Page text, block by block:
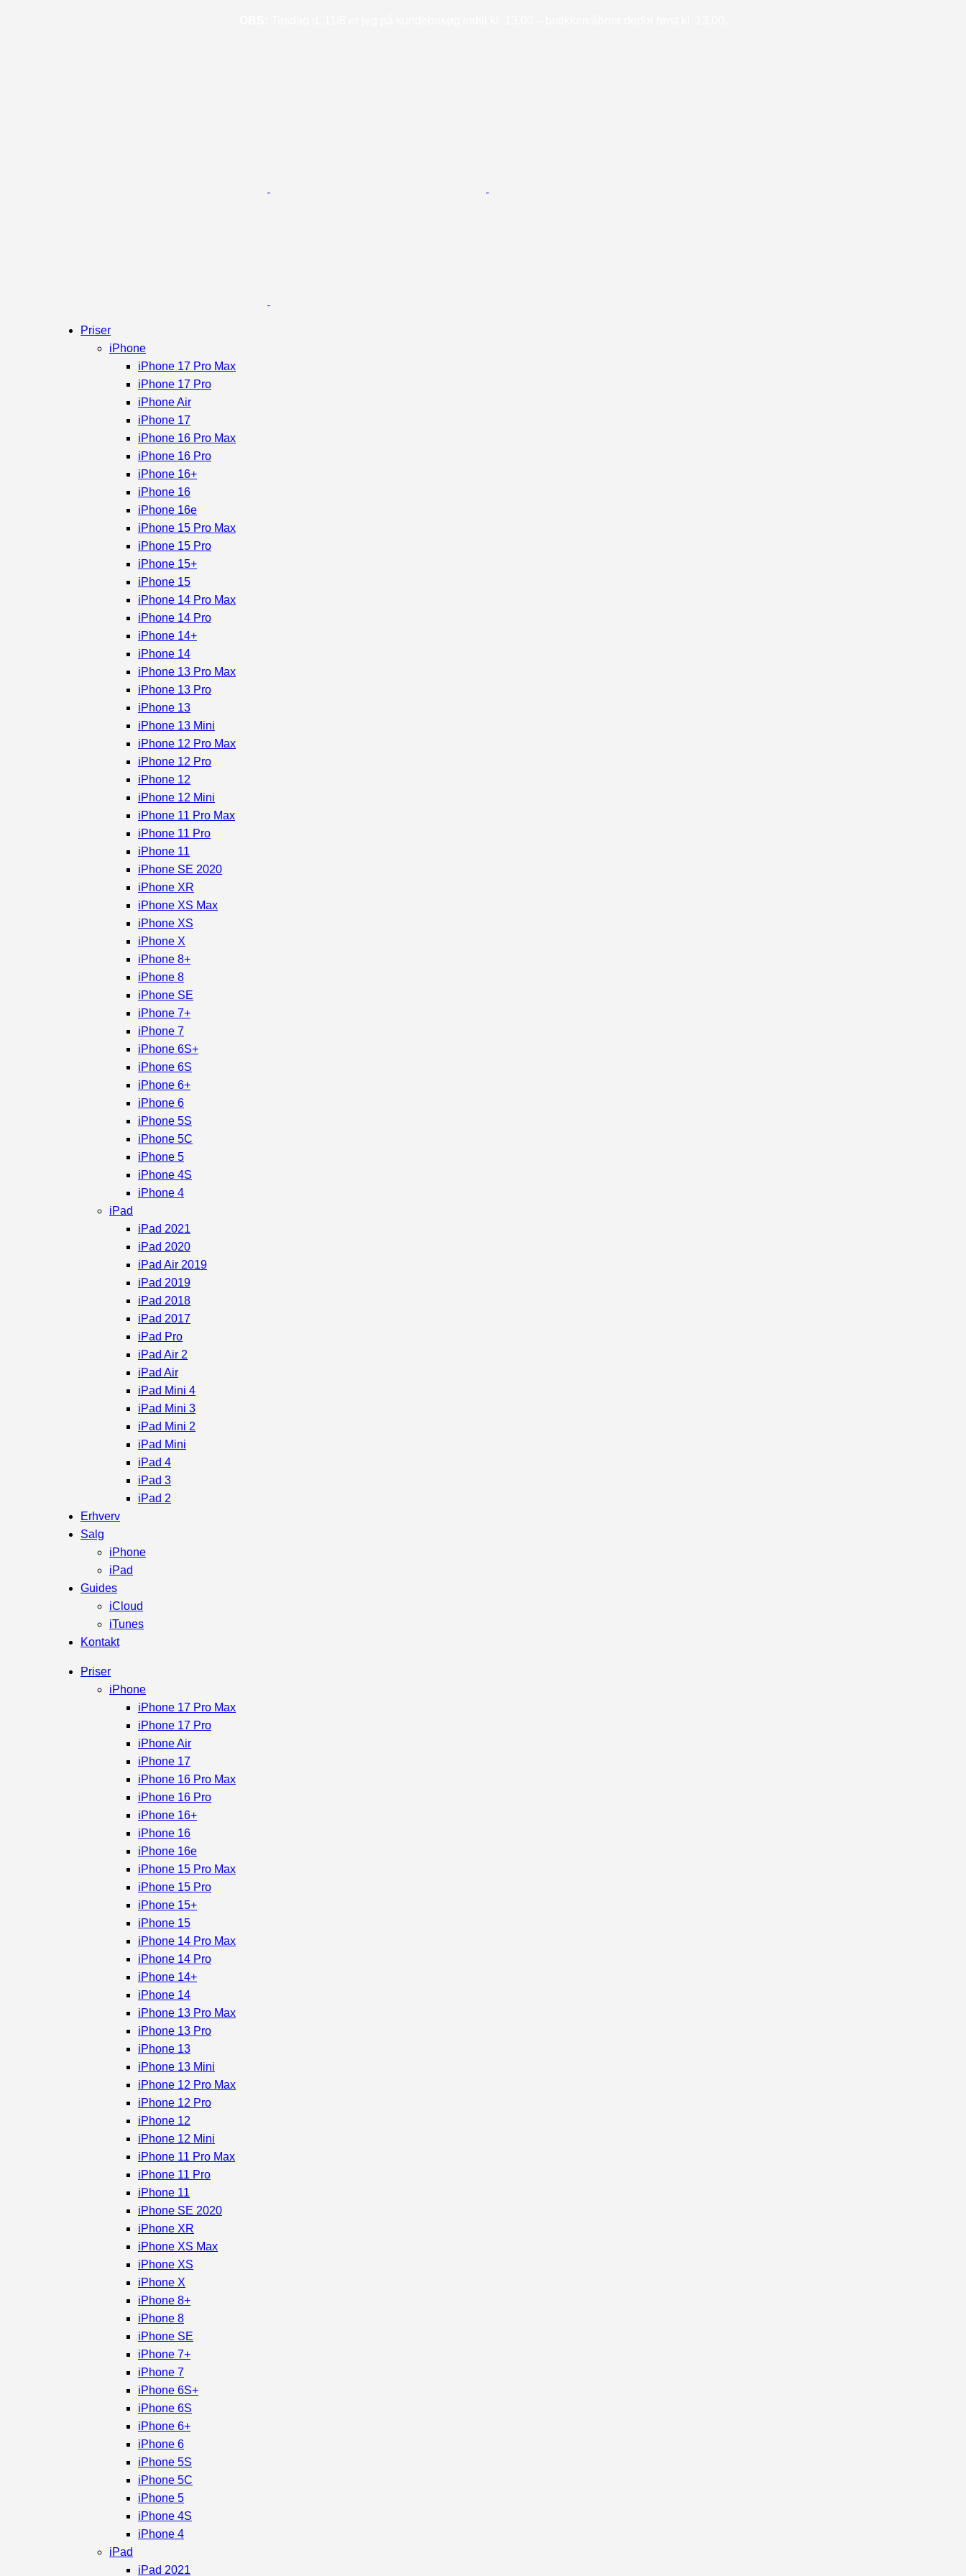
Priser
iPhone
iPhone 17 Pro Max
iPhone 17 Pro
iPhone Air
iPhone 17
iPhone 16 Pro Max
iPhone 16 Pro
iPhone 16+
iPhone 16
iPhone 16e
iPhone 15 Pro Max
iPhone 15 Pro
iPhone 15+
iPhone 15
iPhone 14 Pro Max
iPhone 14 Pro
iPhone 14+
iPhone 14
iPhone 13 Pro Max
iPhone 13 Pro
iPhone 13
iPhone 13 Mini
iPhone 12 Pro Max
iPhone 12 Pro
iPhone 12
iPhone 12 Mini
iPhone 11 Pro Max
iPhone 11 Pro
iPhone 11
iPhone SE 2020
iPhone XR
iPhone XS Max
iPhone XS
iPhone X
iPhone 8+
iPhone 8
iPhone SE
iPhone 7+
iPhone 7
iPhone 6S+
iPhone 6S
iPhone 6+
iPhone 6
iPhone 5S
iPhone 5C
iPhone 5
iPhone 4S
iPhone 4
iPad
iPad 2021
iPad 2020
iPad Air 2019
iPad 2019
iPad 2018
iPad 2017
iPad Pro
iPad Air 2
iPad Air
iPad Mini 4
iPad Mini 3
iPad Mini 2
iPad Mini
iPad 4
iPad 3
iPad 2
Erhverv
Salg
iPhone
iPad
Guides
iCloud
iTunes
Kontakt
Priser
iPhone
iPhone 17 Pro Max
iPhone 17 Pro
iPhone Air
iPhone 17
iPhone 16 Pro Max
iPhone 16 Pro
iPhone 16+
iPhone 16
iPhone 16e
iPhone 15 Pro Max
iPhone 15 Pro
iPhone 15+
iPhone 15
iPhone 14 Pro Max
iPhone 14 Pro
iPhone 14+
iPhone 14
iPhone 13 Pro Max
iPhone 13 Pro
iPhone 13
iPhone 13 Mini
iPhone 12 Pro Max
iPhone 12 Pro
iPhone 12
iPhone 12 Mini
iPhone 11 Pro Max
iPhone 11 Pro
iPhone 11
iPhone SE 2020
iPhone XR
iPhone XS Max
iPhone XS
iPhone X
iPhone 8+
iPhone 8
iPhone SE
iPhone 7+
iPhone 7
iPhone 6S+
iPhone 6S
iPhone 6+
iPhone 6
iPhone 5S
iPhone 5C
iPhone 5
iPhone 4S
iPhone 4
iPad
iPad 2021